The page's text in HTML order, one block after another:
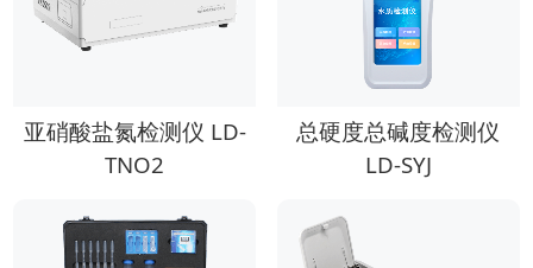
亚硝酸盐氮检测仪 LD-
TNO2
总硬度总碱度检测仪
LD-SYJ